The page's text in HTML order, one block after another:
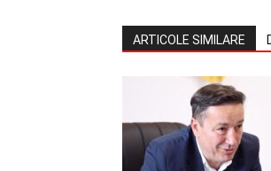
ARTICOLE SIMILARE